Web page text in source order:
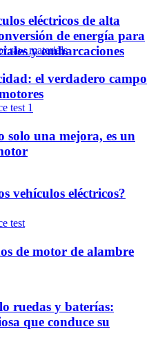
eléctricos de alta
de energía para
y embarcaciones
el verdadero campo
una mejora, es un
vehículos eléctricos?
de motor de alambre
ruedas y baterías:
que conduce su